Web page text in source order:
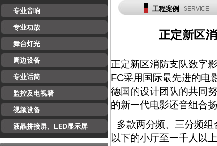
专业音响
专业功放
舞台灯光
周边设备
专业话筒
监控及电视墙
视频设备
液晶拼接屏、LED显示屏
工程案例 SERVICE
正定新区
正定新区消防支队数字
FC采用国际最先进的电
德国的设计团队的共同
的新一代电影还音组合
多款两分频、三分频
以下的小厅至一千人以